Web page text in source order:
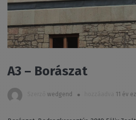
A3 – Borászat
wedgend 11 év